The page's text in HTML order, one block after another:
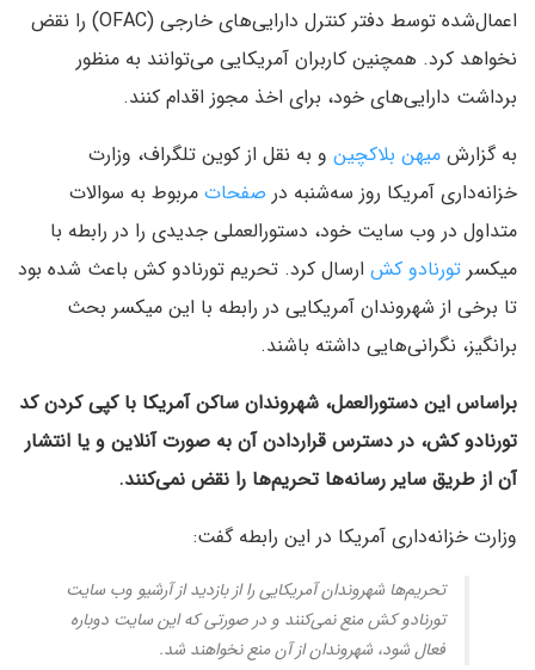
اعمال‌شده توسط دفتر کنترل دارایی‌های خارجی (OFAC) را نقض
نخواهد کرد. همچنین کاربران آمریکایی می‌توانند به منظور
برداشت دارایی‌های خود، برای اخذ مجوز اقدام کنند.
به گزارش میهن بلاکچین و به نقل از کوین تلگراف، وزارت
خزانه‌داری آمریکا روز سه‌شنبه در صفحات مربوط به سوالات
متداول در وب سایت خود، دستورالعملی جدیدی را در رابطه با
میکسر تورنادو کش ارسال کرد. تحریم تورنادو کش باعث شده بود
تا برخی از شهروندان آمریکایی در رابطه با این میکسر بحث
برانگیز، نگرانی‌هایی داشته باشند.
براساس این دستورالعمل، شهروندان ساکن آمریکا با کپی کردن کد
تورنادو کش، در دسترس قراردادن آن به صورت آنلاین و یا انتشار
آن از طریق سایر رسانه‌ها تحریم‌ها را نقض نمی‌کنند.
وزارت خزانه‌داری آمریکا در این رابطه گفت:
تحریم‌ها شهروندان آمریکایی را از بازدید از آرشیو وب سایت
تورنادو کش منع نمی‌کنند و در صورتی که این سایت دوباره
فعال شود، شهروندان از آن منع نخواهند شد.